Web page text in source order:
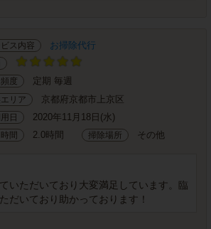
ス内容 お掃除代行
度
定期 毎週
リア 京都府京都市上京区
日 2020年11月18日(水)
間 2.0時間 掃除場所 その他
いただいており大変満足しています。臨
だいており助かっております！